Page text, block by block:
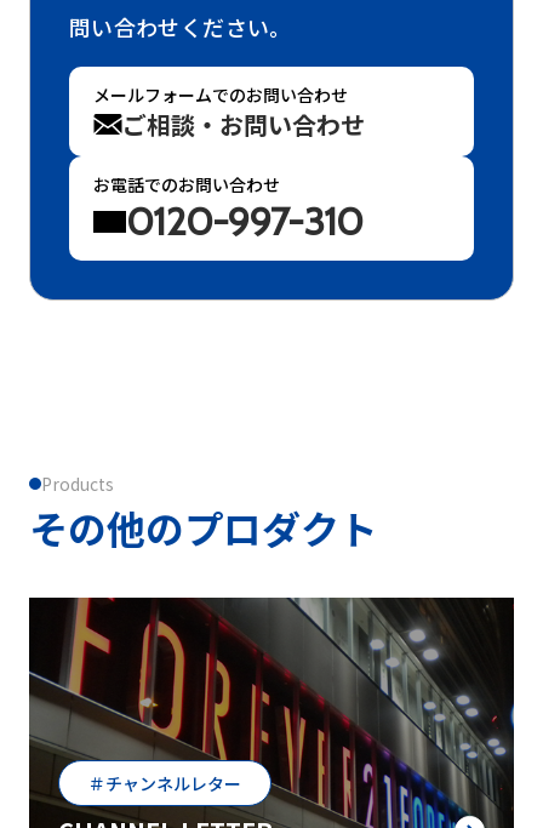
問い合わせください。
メールフォームでのお問い合わせ
ご相談・お問い合わせ
お電話でのお問い合わせ
0120-997-310
Products
その他のプロダクト
＃チャンネルレター